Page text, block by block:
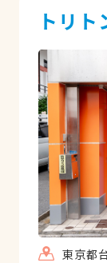
院の感じ
んもとて
ました1
す感謝し
の一員で
の飼い主
ば心配で
祭日にな
考えてく
時間外で
ありまし
かない事
な病院が
トリ
東京都